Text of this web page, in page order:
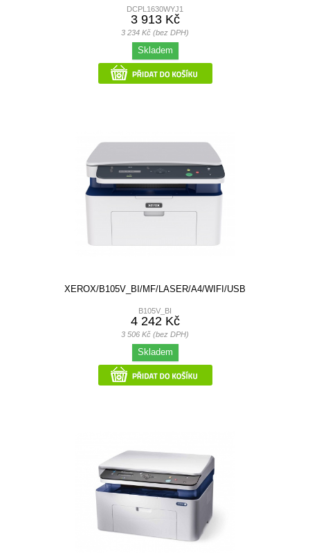
DCPL1630WYJ1
3 913 Kč
3 234 Kč (bez DPH)
Skladem
XEROX/B105V_BI/MF/LASER/A4/WIFI/USB
B105V_BI
4 242 Kč
3 506 Kč (bez DPH)
Skladem